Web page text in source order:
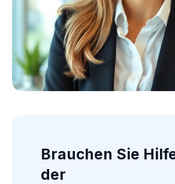
Brauchen Sie
der